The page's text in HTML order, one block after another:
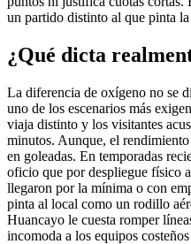
un partido distinto al que pinta
¿Qué dicta
La diferencia de oxígeno no se
uno de los escenarios más
viaja distinto y los visitantes
minutos. Aunque, el
en goleadas. En temporadas
oficio que por despliegue físico
llegaron por la mínima o con
pinta al local como un rodillo
Huancayo le cuesta romper
incomoda a los equipos